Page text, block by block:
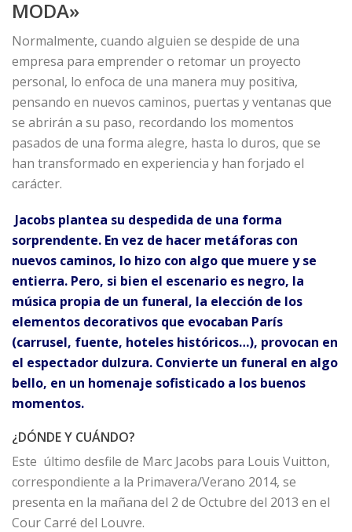
MODA»
Normalmente, cuando alguien se despide de una
empresa para emprender o retomar un proyecto
personal, lo enfoca de una manera muy positiva,
pensando en nuevos caminos, puertas y ventanas que
se abrirán a su paso, recordando los momentos
pasados de una forma alegre, hasta lo duros, que se
han transformado en experiencia y han forjado el
carácter.
Jacobs plantea su despedida de una forma
sorprendente. En vez de hacer metáforas con
nuevos caminos, lo hizo con algo que muere y se
entierra. Pero, si bien el escenario es negro, la
música propia de un funeral, la elección de los
elementos decorativos que evocaban París
(carrusel, fuente, hoteles históricos…), provocan en
el espectador dulzura. Convierte un funeral en algo
bello, en un homenaje sofisticado a los buenos
momentos.
¿DÓNDE Y CUÁNDO?
Este último desfile de Marc Jacobs para Louis Vuitton,
correspondiente a la Primavera/Verano 2014, se
presenta en la mañana del 2 de Octubre del 2013 en el
Cour Carré del Louvre.